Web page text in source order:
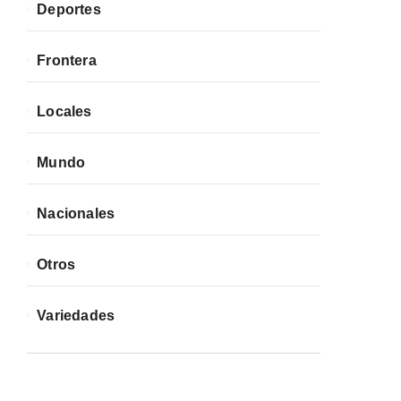
Deportes
Frontera
Locales
Mundo
Nacionales
Otros
Variedades